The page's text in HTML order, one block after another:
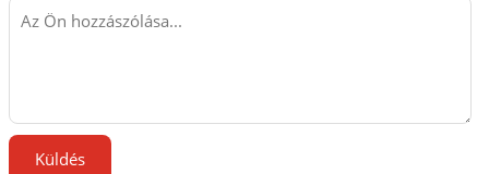
Küldés